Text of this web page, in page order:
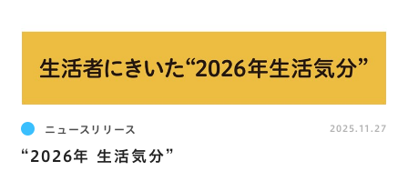
ニュースリリース
“2026年 生活気分”
2025.11.27